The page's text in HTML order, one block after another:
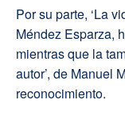
Por su parte, ‘La
Méndez Esparza,
mientras que la
autor’, de Manuel
reconocimiento.